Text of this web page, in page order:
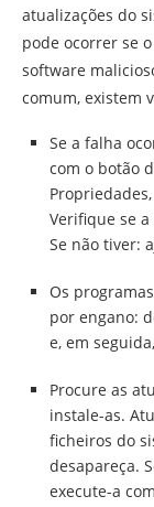
atualizações do
pode ocorrer se
software
comum, existem
Se a falha
com o botão
Verifique se
Se não tiver:
Os
por engano:
e, em
Procure as
instale-as.
ficheiros do
desapareça.
execute-a